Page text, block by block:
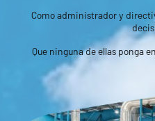
Como administrador y
Que ninguna de ellas ponga